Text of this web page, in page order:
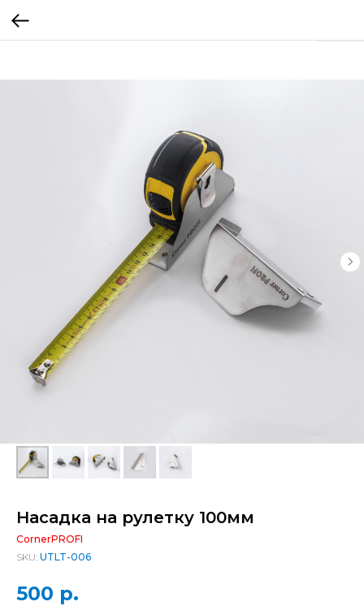
Насадка на рулетку 100мм
CornerPROFI
SKU: UTLT-006
500 р.